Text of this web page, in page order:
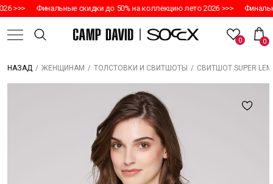
>>> Финальные скидки до 50% на коллекцию лето 2026 >>>
0 0
НАЗАД / ЖЕНЩИНАМ / ТОЛСТОВКИ И СВИТШОТЫ / СВИТШОТ SUPER